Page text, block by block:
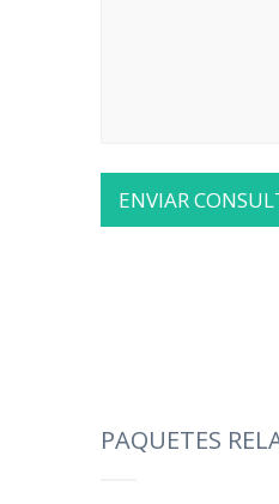
PAQUETES